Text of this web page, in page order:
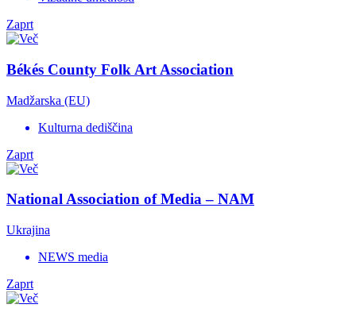
Zaprt
Békés County Folk Art Association
Madžarska (EU)
Kulturna dediščina
Zaprt
National Association of Media – NAM
Ukrajina
NEWS media
Zaprt